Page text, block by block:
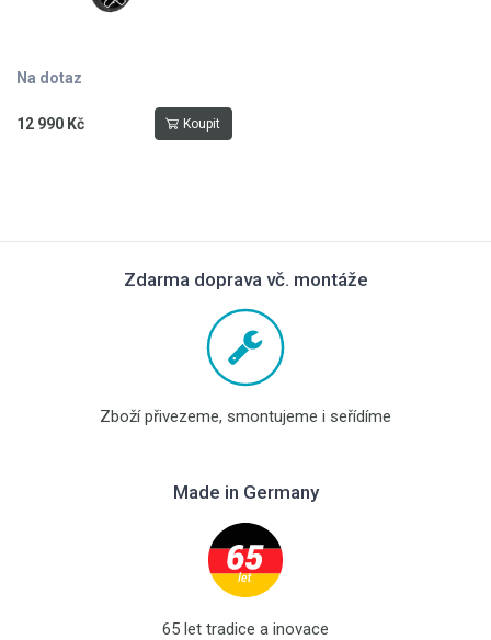
Na dotaz
12 990 Kč Koupit
Zdarma doprava vč. montáže
Zboží přivezeme, smontujeme i seřídíme
Made in Germany
65 let tradice a inovace